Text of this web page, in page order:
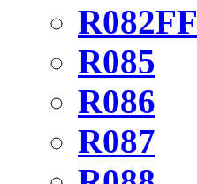
R082FF
R085
R086
R087